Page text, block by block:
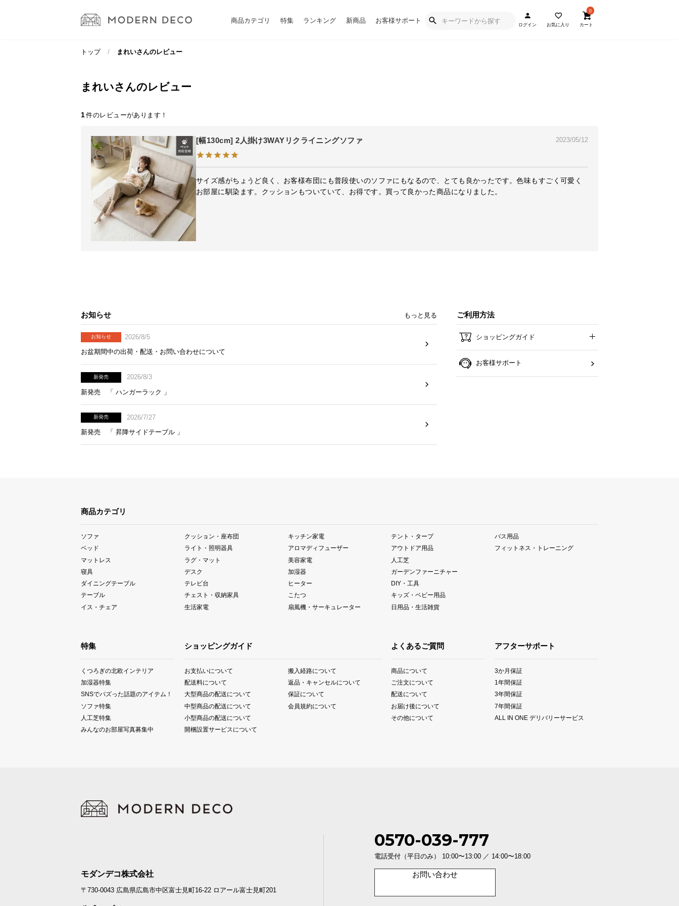
商品カテゴリ 特集 ランキング 新商品 お客様サポート
ログイン お気に入り
0
カート
トップ まれいさんのレビュー
まれいさんのレビュー
1
[幅130cm] 2人掛け3WAYリクライニングソファ 2023/05/12
サイズ感がちょうど良く、お客様布団にも普段使いのソファにもなるので、とても良かったです。色味もすごく可愛く
お部屋に馴染ます。クッションもついていて、お得です。買って良かった商品になりました。
お知らせ もっと見る
お知らせ
2026/8/5
お盆期間中の出荷・配送・お問い合わせについて
新発売
2026/8/3
新発売 「 ハンガーラック 」
新発売
2026/7/27
新発売 「 昇降サイドテーブル 」
ご利用方法
ショッピングガイド
お客様サポート
商品カテゴリ
ソファ
ベッド
マットレス
寝具
ダイニングテーブル
テーブル
イス・チェア
クッション・座布団
ライト・照明器具
ラグ・マット
デスク
テレビ台
チェスト・収納家具
生活家電
キッチン家電
アロマディフューザー
美容家電
加湿器
ヒーター
こたつ
扇風機・サーキュレーター
テント・タープ
アウトドア用品
人工芝
ガーデンファーニチャー
DIY・工具
キッズ・ベビー用品
日用品・生活雑貨
バス用品
フィットネス・トレーニング
特集
くつろぎの北欧インテリア
加湿器特集
SNSでバズった話題のアイテム！
ソファ特集
人工芝特集
みんなのお部屋写真募集中
ショッピングガイド
お支払いについて
配送料について
大型商品の配送について
中型商品の配送について
小型商品の配送について
開梱設置サービスについて
搬入経路について
返品・キャンセルについて
保証について
会員規約について
よくあるご質問
商品について
ご注文について
配送について
お届け後について
その他について
アフターサポート
3か月保証
1年間保証
3年間保証
7年間保証
ALL IN ONE デリバリーサービス
モダンデコ株式会社
〒730-0043 広島県広島市中区富士見町16-22 ロアール富士見町201
お問い合わせ
0570-039-777
電話受付（平日のみ） 10:00〜13:00 ／ 14:00〜18:00